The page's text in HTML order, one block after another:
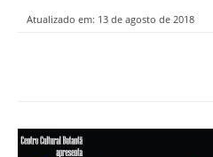
Atualizado em: 13 de agosto de 2018